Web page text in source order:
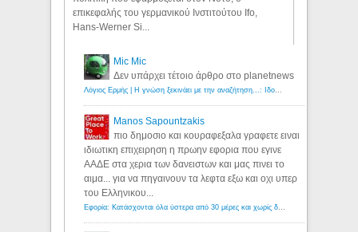
επικεφαλής του γερμανικού Ινστιτούτου Ifo,
Hans-Werner Si...
Mic Mic
Δεν υπάρχει τέτοιο άρθρο στο planetnews
Λόγιος Ερμής | Η γνώση ξεκινάει με την αναζήτηση...: Ιδού οι 18 που χρωστούν 11 δις ευρώ!
Manos Sapountzakis
πιο δημοσιο και κουραφεξαλα γραφετε ειναι
ιδιωτικη επιχειρηση η πρωην εφορια που εγινε
ΑΑΔΕ στα χερια των δανειστων και μας πινει το
αιμα... για να πηγαινουν τα λεφτα εξω και οχι υπερ
του Ελληνικου...
Εφορία: Κατάσχονται όλα ύστερα από 30 μέρες και χωρίς δικαστικές αποφάσεις - Λόγιος Ερμής